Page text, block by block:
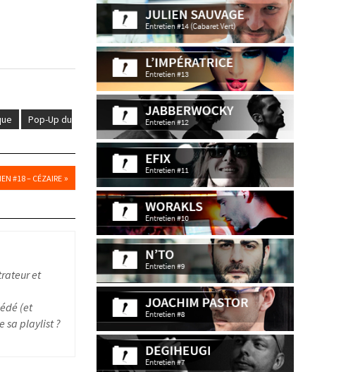
Pop-Up du
#18 – CÉZAIRE »
et
(et
sa playlist ?